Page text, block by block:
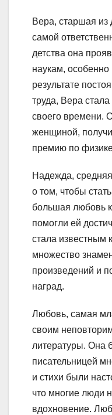
Вера, старшая из
самой
детства она
наукам,
результате
труда, Вера
своего времени.
женщиной,
премию по
Надежда, средняя
о том, чтобы
большая любовь
помогли ей
стала известным
множество
произведений и
наград.
Любовь, самая
своим
литературы. Она
писательницей
и стихи были
что многие люди
вдохновение.